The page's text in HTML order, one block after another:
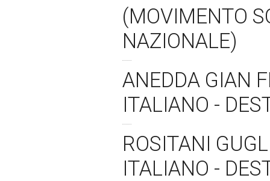
(MOVIMENTO
NAZIONALE)
ANEDDA GIAN
ITALIANO -
ROSITANI
ITALIANO -